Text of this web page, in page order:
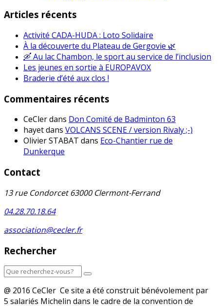
Articles récents
Activité CADA-HUDA : Loto Solidaire
À la découverte du Plateau de Gergovie 🌿
🛶 Au lac Chambon, le sport au service de l’inclusion
Les jeunes en sortie à EUROPAVOX
Braderie d’été aux clos !
Commentaires récents
CeClerdans Don Comité de Badminton 63
hayetdans VOLCANS SCENE / version Rivaly ;-)
Olivier STABAT dans Eco-Chantier rue de
Dunkerque
Contact
13 rue Condorcet 63000 Clermont-Ferrand
04.28.70.18.64
association@cecler.fr
Rechercher
@ 2016 CeCler Ce site a été construit bénévolement par
5 salariés Michelin dans le cadre de la convention de